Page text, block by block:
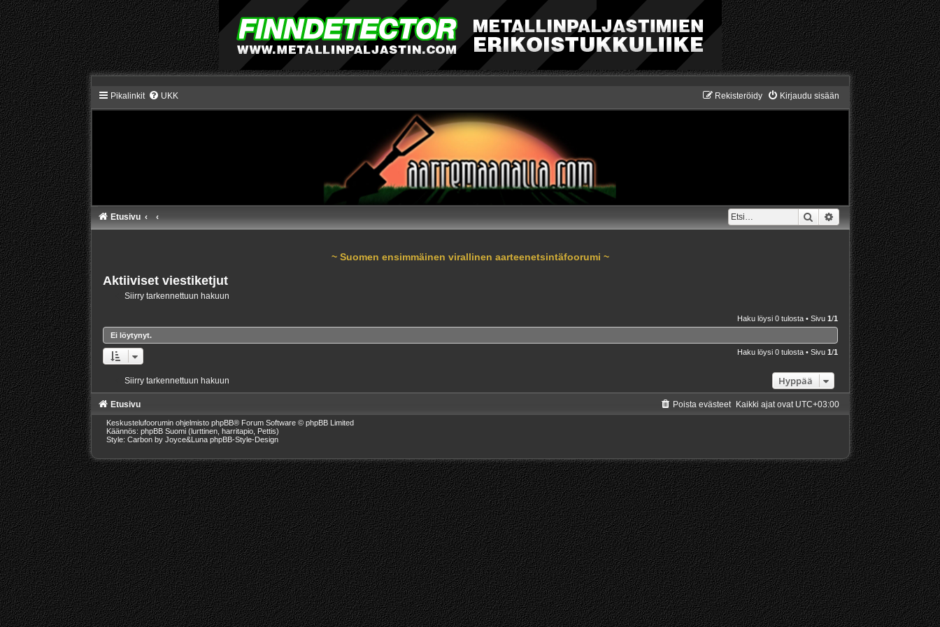
Pikalinkit UKK Kirjaudu sisään
Rekisteröidy
Etsi Tarkennettu haku
Etusivu
~ Suomen ensimmäinen virallinen aarteenetsintäfoorumi ~
Aktiiviset viestiketjut
Siirry tarkennettuun hakuun
Haku löysi 0 tulosta • Sivu 1/1
Ei löytynyt.
Haku löysi 0 tulosta • Sivu 1/1
Siirry tarkennettuun hakuun Hyppää
Etusivu Kaikki ajat ovat UTC+03:00
Poista evästeet
Keskustelufoorumin ohjelmisto phpBB® Forum Software © phpBB Limited
Käännös: phpBB Suomi (lurttinen, harritapio, Pettis)
Style: Carbon by Joyce&Luna phpBB-Style-Design